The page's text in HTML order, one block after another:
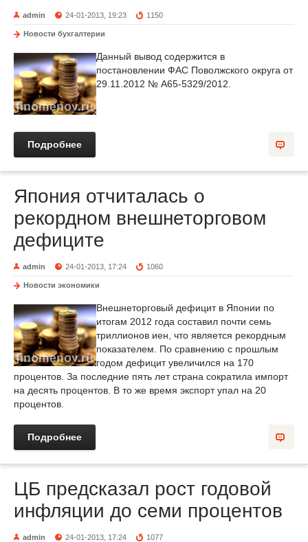
admin 24-01-2013, 19:23 1150
Новости бухгалтерии
Данный вывод содержится в
постановлении ФАС Поволжского округа от
29.11.2012 № А65-5329/2012.
Подробнее
Япония отчиталась о
рекордном внешнеторговом
дефиците
admin 24-01-2013, 17:24 1060
Новости экономики
Внешнеторговый дефицит в Японии по
итогам 2012 года составил почти семь
триллионов иен, что является рекордным
показателем. По сравнению с прошлым
годом дефицит увеличился на 170
процентов. За последние пять лет страна сократила импорт
на десять процентов. В то же время экспорт упал на 20
процентов.
Подробнее
ЦБ предсказал рост годовой
инфляции до семи процентов
admin 24-01-2013, 17:24 1077